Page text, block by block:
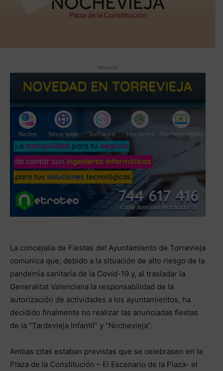
Anuncio
La concejalía de Fiestas del Ayuntamiento de Torrevieja
comunica que, debido a la situación de alto riesgo de la
pandemia sanitaria de la Covid-19 y, al trasladar la
Generalitat Valenciana la responsabilidad de la
autorización de actividades a los ayuntamientos, ha
decidido finalmente no realizar las anunciadas fiestas
de la “Tardevieja Infantil” y “Nochevieja”.
Ambas citas estaban previstas que se celebrasen en la
Plaza de la Constitución – El Escenario de la Plaza- el